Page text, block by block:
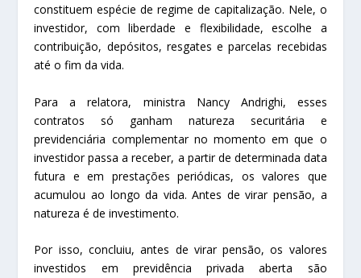
constituem espécie de regime de capitalização. Nele, o
investidor, com liberdade e flexibilidade, escolhe a
contribuição, depósitos, resgates e parcelas recebidas
até o fim da vida.
Para a relatora, ministra Nancy Andrighi, esses
contratos só ganham natureza securitária e
previdenciária complementar no momento em que o
investidor passa a receber, a partir de determinada data
futura e em prestações periódicas, os valores que
acumulou ao longo da vida. Antes de virar pensão, a
natureza é de investimento.
Por isso, concluiu, antes de virar pensão, os valores
investidos em previdência privada aberta são